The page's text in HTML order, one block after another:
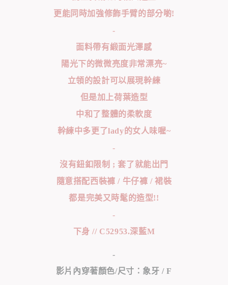
更能同時加強修飾手臂的部分喲!
-
面料帶有緞面光澤感
陽光下的微微亮度非常漂亮~
立領的設計可以展現幹練
但是加上荷葉造型
中和了整體的柔軟度
幹練中多更了lady的女人味喔~
-
沒有鈕釦限制 ; 套了就能出門
隨意搭配西裝褲 / 牛仔褲 / 裙裝
都是完美又時髦的造型!!
-
下身 // C52953.深藍M
-
影片內穿著顏色/尺寸：象牙 / F